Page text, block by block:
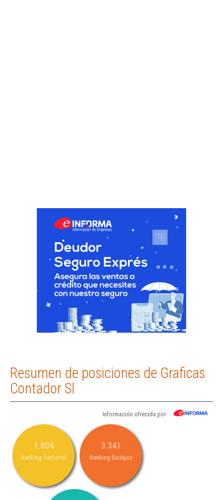
Resumen de posiciones de Graficas
Contador Sl
Información ofrecida por
1.804
Ranking Sectorial
3.341
Ranking Badajoz